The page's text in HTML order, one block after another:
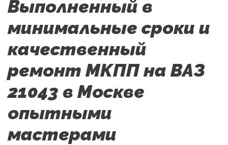
Выполненный в
минимальные сроки и
качественный
ремонт МКПП на ВАЗ
21043 в Москве
опытными
мастерами